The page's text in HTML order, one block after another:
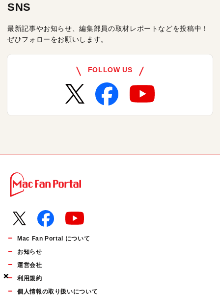
×
×
×
SNS
最新記事やお知らせ、編集部員の取材レポートなどを投稿中！
ぜひフォローをお願いします。
FOLLOW US
Mac Fan Portal について
お知らせ
運営会社
利用規約
個人情報の取り扱いについて